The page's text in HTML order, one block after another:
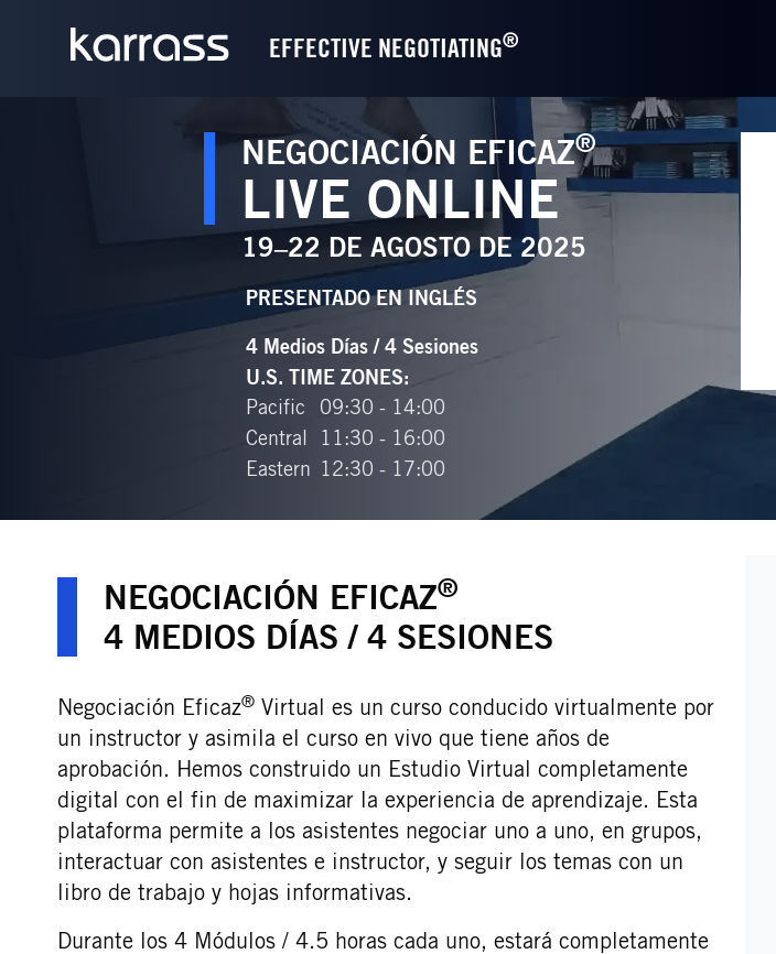
EFFECTIVE NEGOTIATING®
NEGOCIACIÓN EFICAZ®
LIVE ONLINE
19–22 DE AGOSTO DE 2025
PRESENTADO EN INGLÉS
4 Medios Días / 4 Sesiones
U.S. TIME ZONES:
Pacific
09:30 - 14:00
Central
11:30 - 16:00
Eastern 12:30 - 17:00
NEGOCIACIÓN EFICAZ®
4 MEDIOS DÍAS / 4 SESIONES
Negociación Eficaz® Virtual es un curso conducido virtualmente por
un instructor y asimila el curso en vivo que tiene años de
aprobación. Hemos construido un Estudio Virtual completamente
digital con el fin de maximizar la experiencia de aprendizaje. Esta
plataforma permite a los asistentes negociar uno a uno, en grupos,
interactuar con asistentes e instructor, y seguir los temas con un
libro de trabajo y hojas informativas.
Durante los 4 Módulos / 4.5 horas cada uno, estará completamente